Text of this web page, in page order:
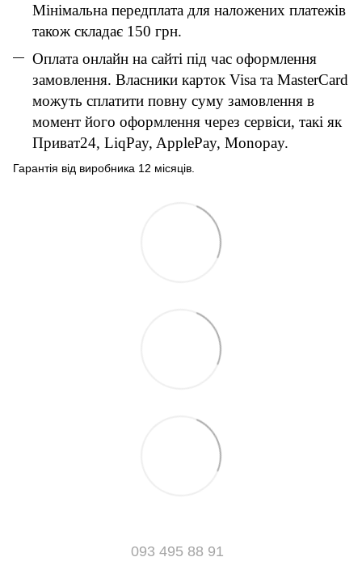
Мінімальна передплата для наложених платежів
також складає 150 грн.
Оплата онлайн на сайті під час оформлення
замовлення. Власники карток Visa та MasterCard
можуть сплатити повну суму замовлення в
момент його оформлення через сервіси, такі як
Приват24, LiqPay, ApplePay, Monopay.
Гарантія від виробника 12 місяців.
093 495 88 91